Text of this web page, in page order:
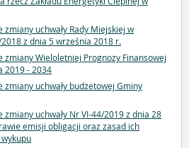
uchwały Rady Miejskiej w
z dnia 5 września 2018 r.
zmiany Wieloletniej Prognozy Finansowej
2019 - 2034
zmiany uchwały budżetowej Gminy
zmiany uchwały Nr VI-44/2019 z dnia 28
emisji obligacji oraz zasad ich